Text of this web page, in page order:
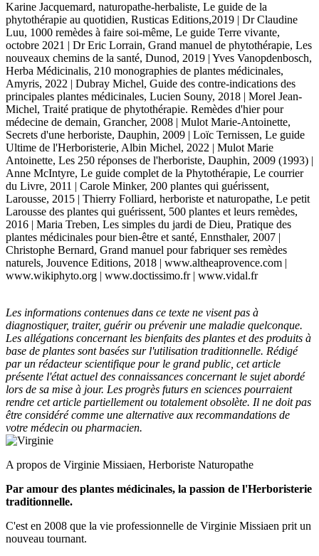
Karine Jacquemard, naturopathe-herbaliste, Le guide de la
phytothérapie au quotidien, Rusticas Editions,2019 | Dr Claudine
Luu, 1000 remèdes à faire soi-même, Le guide Terre vivante,
octobre 2021 | Dr Eric Lorrain, Grand manuel de phytothérapie, Les
nouveaux chemins de la santé, Dunod, 2019 | Yves Vanopdenbosch,
Herba Médicinalis, 210 monographies de plantes médicinales,
Amyris, 2022 | Dubray Michel, Guide des contre-indications des
principales plantes médicinales, Lucien Souny, 2018 | Morel Jean-
Michel, Traité pratique de phytothérapie. Remèdes d'hier pour
médecine de demain, Grancher, 2008 | Mulot Marie-Antoinette,
Secrets d'une herboriste, Dauphin, 2009 | Loïc Ternissen, Le guide
Ultime de l'Herboristerie, Albin Michel, 2022 | Mulot Marie
Antoinette, Les 250 réponses de l'herboriste, Dauphin, 2009 (1993) |
Anne McIntyre, Le guide complet de la Phytothérapie, Le courrier
du Livre, 2011 | Carole Minker, 200 plantes qui guérissent,
Larousse, 2015 | Thierry Folliard, herboriste et naturopathe, Le petit
Larousse des plantes qui guérissent, 500 plantes et leurs remèdes,
2016 | Maria Treben, Les simples du jardi de Dieu, Pratique des
plantes médicinales pour bien-être et santé, Ennsthaler, 2007 |
Christophe Bernard, Grand manuel pour fabriquer ses remèdes
naturels, Jouvence Editions, 2018 | www.altheaprovence.com |
www.wikiphyto.org | www.doctissimo.fr | www.vidal.fr
Les informations contenues dans ce texte ne visent pas à
diagnostiquer, traiter, guérir ou prévenir une maladie quelconque.
Les allégations concernant les bienfaits des plantes et des produits à
base de plantes sont basées sur l'utilisation traditionnelle. Rédigé
par un rédacteur scientifique pour le grand public, cet article
présente l'état actuel des connaissances concernant le sujet abordé
lors de sa mise à jour. Les progrès futurs en sciences pourraient
rendre cet article partiellement ou totalement obsolète. Il ne doit pas
être considéré comme une alternative aux recommandations de
votre médecin ou pharmacien.
A propos de Virginie Missiaen, Herboriste Naturopathe
Par amour des plantes médicinales, la passion de l'Herboristerie
traditionnelle.
C'est en 2008 que la vie professionnelle de Virginie Missiaen prit un
nouveau tournant.